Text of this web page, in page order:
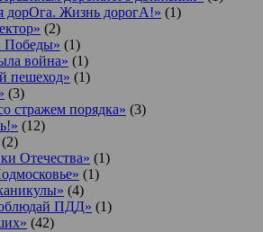
дорОга. Жизнь дорогА!» (1)
(2)
Победы» (1)
война» (1)
пешеход» (1)
(3)
стражем порядка» (3)
(12)
(2)
Отечества» (1)
(1)
(4)
ПДД» (1)
(42)